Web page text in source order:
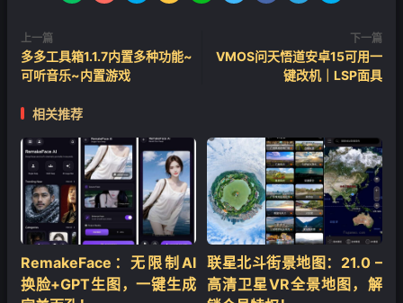
上一篇
多多工具箱1.1.7内置多种功能~
可听音乐~内置游戏
下一篇
VMOS问天悟道安卓15可用一
键改机｜LSP面具
相关推荐
RemakeFace：无限制AI
换脸+GPT生图，一键生成
联星北斗街景地图：21.0 –
高清卫星VR全景地图，解